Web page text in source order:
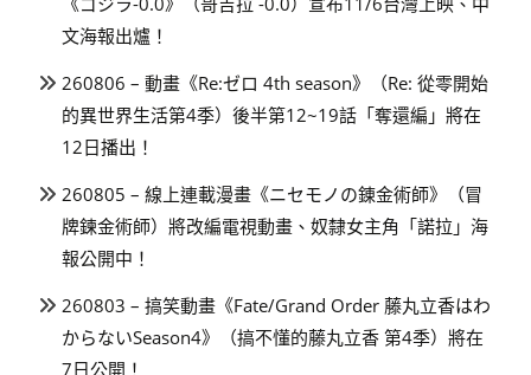
文海報出爐！
260806 – 動畫《Re:ゼロ 4th season》（Re: 從零開始
的異世界生活第4季）後半第12~19話「奪還編」將在
12日播出！
260805 – 線上連載漫畫《ニセモノの錬金術師》（冒
牌鍊金術師）將改編電視動畫、奴隸女主角「諾拉」海
報公開中！
260803 – 搞笑動畫《Fate/Grand Order 藤丸立香はわ
からないSeason4》（搞不懂的藤丸立香 第4季）將在
7日公開！